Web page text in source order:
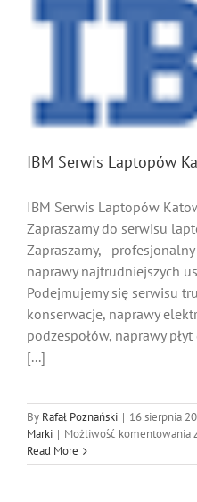
IBM Serwis Laptopów
IBM Serwis Laptopów
Zapraszamy do serwisu
Zapraszamy,
naprawy najtrudniejszych
Podejmujemy się serwisu
konserwacje, naprawy
podzespołów, naprawy
[...]
By Rafał Poznański | 16 sierpnia
Marki | Możliwość komentowania
Read More